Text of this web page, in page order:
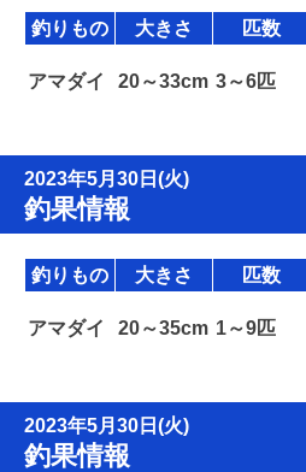
釣りもの 大きさ 匹数
アマダイ 20～33cm 3～6匹
2023年5月30日(火)
釣果情報
釣りもの 大きさ 匹数
アマダイ 20～35cm 1～9匹
2023年5月30日(火)
釣果情報